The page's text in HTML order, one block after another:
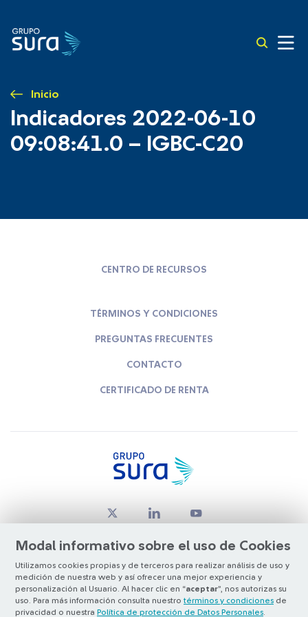
Inicio
Indicadores 2022-06-10
09:08:41.0 – IGBC-C20
Modal informativo sobre el uso de Cookies
Utilizamos cookies propias y de terceros para realizar análisis de uso y
medición de nuestra web y así ofrecer una mejor experiencia y
personalización al Usuario. Al hacer clic en “aceptar”, nos autorizas su
uso. Para más información consulta nuestro términos y condiciones de
privacidad o nuestra Política de protección de Datos Personales
CENTRO DE RECURSOS
TÉRMINOS Y CONDICIONES
PREGUNTAS FRECUENTES
CONTACTO
CERTIFICADO DE RENTA
© Copyright Grupo SURA 2026